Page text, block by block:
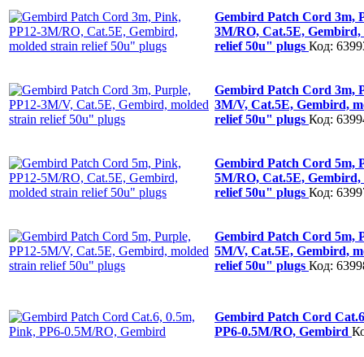
Gembird Patch Cord 3m,
3M/RO, Cat.5E, Gembird,
relief 50u" plugs Код:
Gembird Patch Cord 3m,
3M/V, Cat.5E, Gembird,
relief 50u" plugs Код:
Gembird Patch Cord 5m,
5M/RO, Cat.5E, Gembird,
relief 50u" plugs Код:
Gembird Patch Cord 5m,
5M/V, Cat.5E, Gembird,
relief 50u" plugs Код:
Gembird Patch Cord
PP6-0.5M/RO, Gembird